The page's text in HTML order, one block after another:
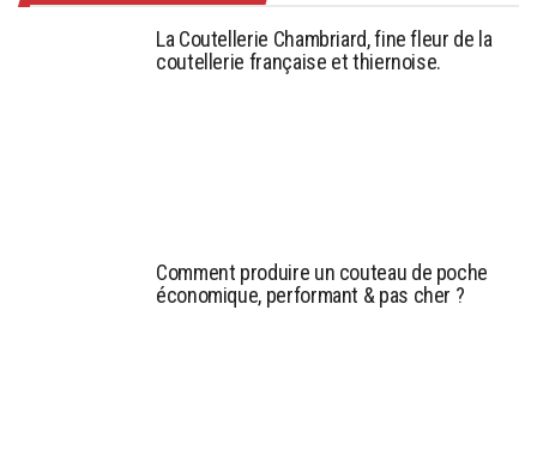
La Coutellerie Chambriard, fine fleur de la
coutellerie française et thiernoise.
Comment produire un couteau de poche
économique, performant & pas cher ?